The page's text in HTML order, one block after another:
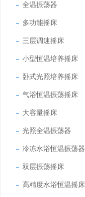
全温振荡器
多功能摇床
三层调速摇床
小型恒温培养摇床
卧式光照培养摇床
气浴恒温振荡摇床
大容量摇床
光照全温振荡器
冷冻水浴恒温振荡器
双层振荡摇床
高精度水浴恒温摇床